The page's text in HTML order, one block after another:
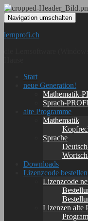
Navigation umschalten
lernprofi.ch
Start
neue Generation!
Mathematik-
Sprach-
alte Programme
Mathematik
Sprache
Downloads
Lizenzcode bestellen
Lizenzcode
Lizenzen alte